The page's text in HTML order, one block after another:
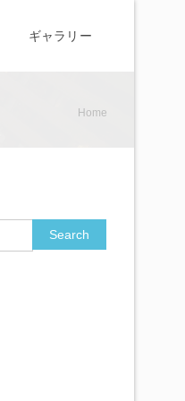
ギャラリー
Home